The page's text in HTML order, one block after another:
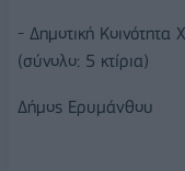
- Δημοτική Κοινότητα
(σύνολο: 5 κτίρια)
Δήμος Ερυμάνθου